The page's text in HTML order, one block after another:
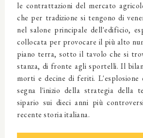
le contrattazioni del mercato
che per tradizione si tengono di
nel salone principale dell'edificio,
collocata per provocare il più alto
piano terra, sotto il tavolo che si
stanza, di fronte agli sportelli. Il
morti e decine di feriti. L'esplosione
segna l'inizio della strategia della
sipario sui dieci anni più
recente storia italiana.